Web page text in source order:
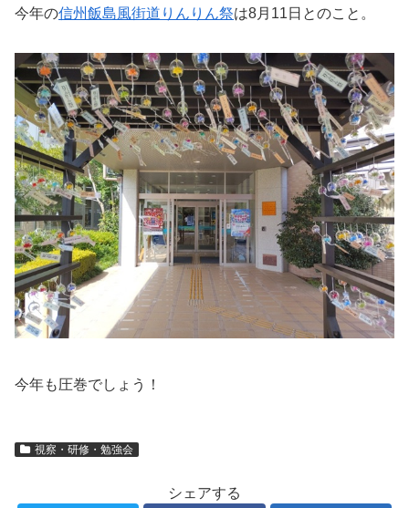
今年の信州飯島風街道りんりん祭は8月11日とのこと。
今年も圧巻でしょう！
視察・研修・勉強会
シェアする